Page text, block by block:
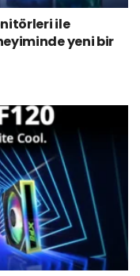
ile
yeni bir